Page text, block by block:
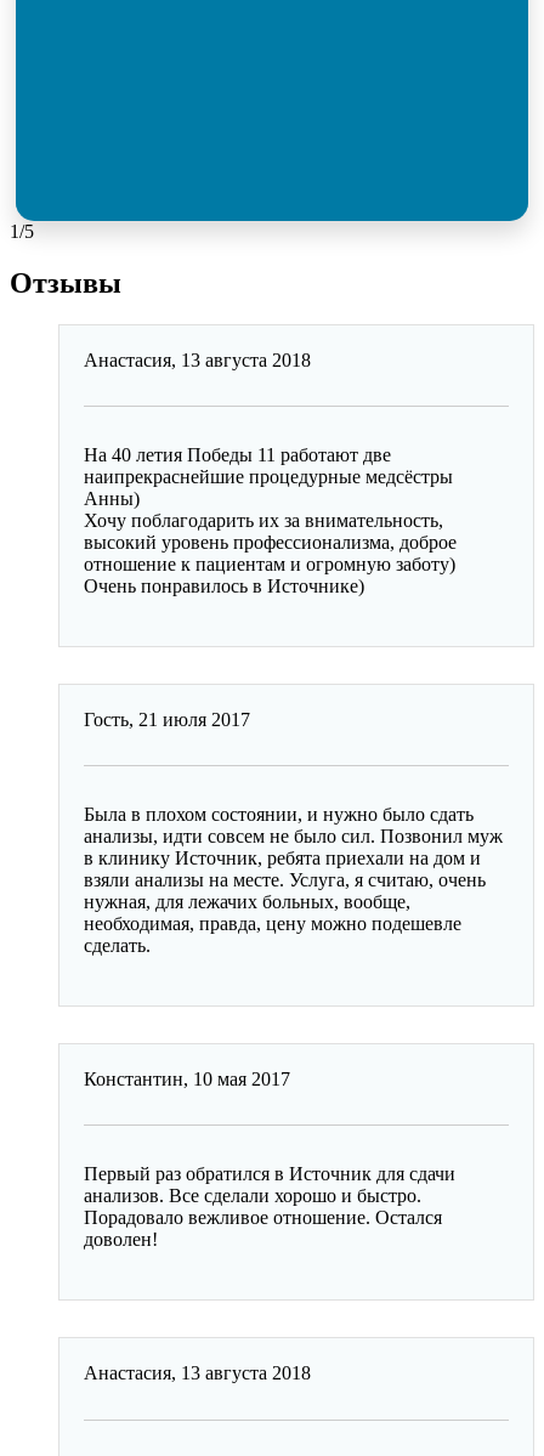
1/5
Отзывы
Анастасия, 13 августа 2018
На 40 летия Победы 11 работают две
наипрекраснейшие процедурные медсёстры
Анны)
Хочу поблагодарить их за внимательность,
высокий уровень профессионализма, доброе
отношение к пациентам и огромную заботу)
Очень понравилось в Источнике)
Гость, 21 июля 2017
Была в плохом состоянии, и нужно было сдать
анализы, идти совсем не было сил. Позвонил муж
в клинику Источник, ребята приехали на дом и
взяли анализы на месте. Услуга, я считаю, очень
нужная, для лежачих больных, вообще,
необходимая, правда, цену можно подешевле
сделать.
Константин, 10 мая 2017
Первый раз обратился в Источник для сдачи
анализов. Все сделали хорошо и быстро.
Порадовало вежливое отношение. Остался
доволен!
Анастасия, 13 августа 2018